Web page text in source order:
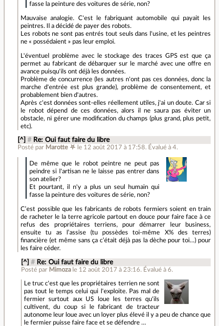
fasse la peinture des voitures de série, non?
Mauvaise analogie. C'est le fabriquant automobile qui payait les
peintres. Il a décidé de payer des robots.
Les robots ne sont pas entrés tout seuls dans l'usine, et les peintres
ne « possédaient » pas leur emploi.
L'éventuel problème avec le stockage des traces GPS est que ça
permet au fabricant de débarquer sur le marché avec une offre en
avance puisqu'ils ont déjà les données.
Problème de concurrence (les autres n'ont pas ces données, donc la
marche d'entrée est plus grande), problème de consentement, et
probablement bien d'autres.
Après c'est données sont-elles réellement utiles, j'ai un doute. Car si
le robot dépend de ces données, alors il ne saura pas éviter un
obstacle, ni gérer une modification du champs (plus grand, plus petit,
etc).
[^] # Re: Oui faut faire du libre
Posté par Marotte ⛧ le 12 août 2017 à 17:58. Évalué à4.
De même que le robot peintre ne peut pas
peindre si l'artisan ne le laisse pas entrer dans
son atelier?
Et pourtant, il n'y a plus un seul humain qui
fasse la peinture des voitures de série, non?
C’est possible que les fabricants de robots fermiers soient en train
de racheter le la terre agricole partout en douce pour faire face à ce
refus des propriétaires terriens, pour démarrer leur business,
ensuite tu as l’assise (tu possèdes toi-même X% des terres)
financière (et même sans ça c’était déjà pas la dèche pour toi…) pour
les faire céder.
[^] # Re: Oui faut faire du libre
Posté par Mimoza le 12 août 2017 à 23:16. Évalué à 6.
Le truc c'est que les propriétaires terrien ne sont
pas tout le temps celui qui l'exploite. Pas mal de
fermier surtout aux US loue les terres qu'ils
cultivent, du coup si le fabricant de tracteur
autonome leur loue avec un loyer plus élevé il y a peu de chance que
le fermier puisse faire face et se défendre …